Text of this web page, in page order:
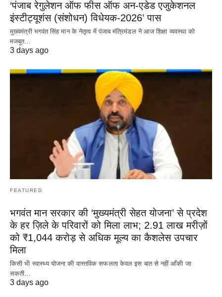
‘पंजाब रेगुलेशन ऑफ फीस ऑफ अन-एडेड एजुकेशनल
इंस्टीट्यूशंस (संशोधन) विधेयक-2026’ पास
मुख्यमंत्री भगवंत सिंह मान के नेतृत्व में पंजाब मंत्रिमंडल ने आज शिक्षा व्यवस्था को
मजबूत…
3 days ago
FEATURED
भगवंत मान सरकार की ‘मुख्यमंत्री सेहत योजना’ से प्रदेश
के हर ज़िले के परिवारों को मिला लाभ; 2.91 लाख मरीज़ों
को ₹1,044 करोड़ से अधिक मूल्य का कैशलेस उपचार
मिला
किसी भी स्वास्थ्य योजना की वास्तविक सफलता केवल इस बात से नहीं आँकी जा
सकती…
3 days ago